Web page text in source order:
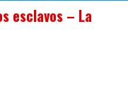
esclavos – La